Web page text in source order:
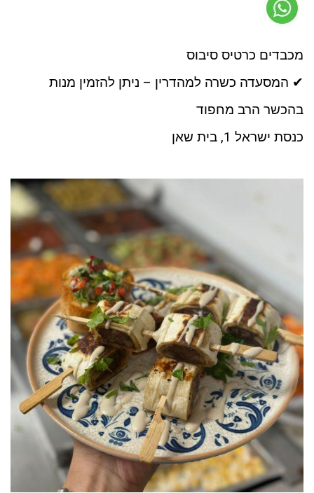
מכבדים כרטיס סיבוס
✔ המסעדה כשרה למהדרין – ניתן להזמין מנות
בהכשר הרב מחפוד
כנסת ישראל 1, בית שאן